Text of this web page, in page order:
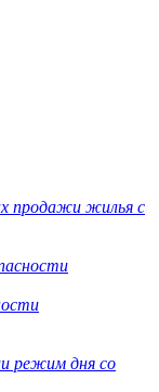
продажи жилья с